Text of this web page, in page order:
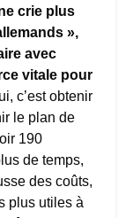
crie plus
»,
avec
vitale pour
c’est obtenir
le plan de
190
de temps,
des coûts,
plus utiles à